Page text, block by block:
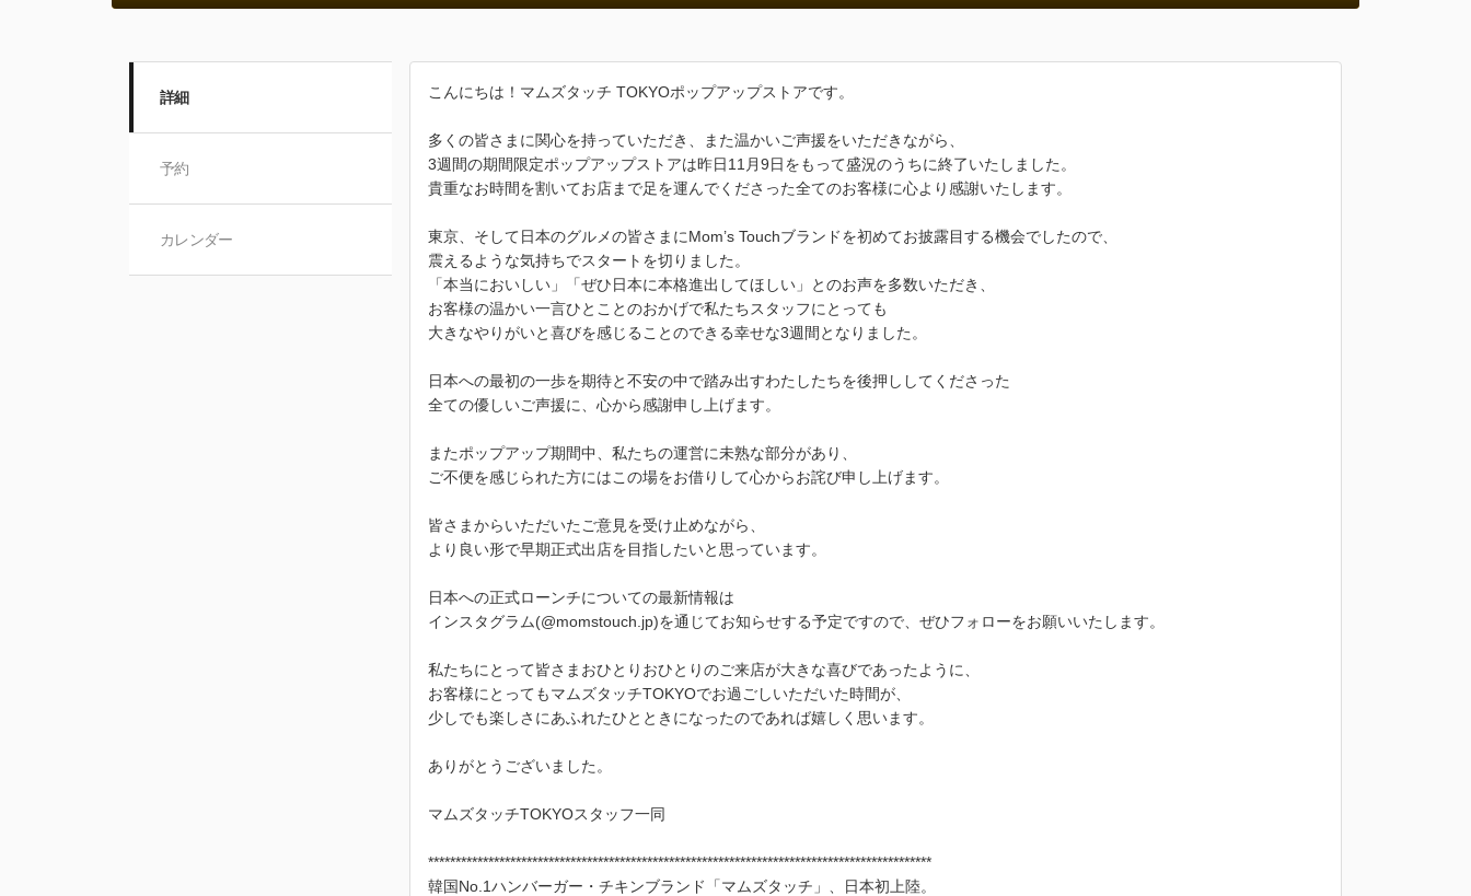
詳細
予約
カレンダー
こんにちは！マムズタッチ TOKYOポップアップストアです。
多くの皆さまに関心を持っていただき、また温かいご声援をいただきながら、
3週間の期間限定ポップアップストアは昨日11月9日をもって盛況のうちに終了いたしました。
貴重なお時間を割いてお店まで足を運んでくださった全てのお客様に心より感謝いたします。
東京、そして日本のグルメの皆さまにMom’s Touchブランドを初めてお披露目する機会でしたので、
震えるような気持ちでスタートを切りました。
「本当においしい」「ぜひ日本に本格進出してほしい」とのお声を多数いただき、
お客様の温かい一言ひとことのおかげで私たちスタッフにとっても
大きなやりがいと喜びを感じることのできる幸せな3週間となりました。
日本への最初の一歩を期待と不安の中で踏み出すわたしたちを後押ししてくださった
全ての優しいご声援に、心から感謝申し上げます。
またポップアップ期間中、私たちの運営に未熟な部分があり、
ご不便を感じられた方にはこの場をお借りして心からお詫び申し上げます。
皆さまからいただいたご意見を受け止めながら、
より良い形で早期正式出店を目指したいと思っています。
日本への正式ローンチについての最新情報は
インスタグラム(@momstouch.jp)を通じてお知らせする予定ですので、ぜひフォローをお願いいたします。
私たちにとって皆さまおひとりおひとりのご来店が大きな喜びであったように、
お客様にとってもマムズタッチTOKYOでお過ごしいただいた時間が、
少しでも楽しさにあふれたひとときになったのであれば嬉しく思います。
ありがとうございました。
マムズタッチTOKYOスタッフ一同
********************************************************************************************
韓国No.1ハンバーガー・チキンブランド「マムズタッチ」、日本初上陸。